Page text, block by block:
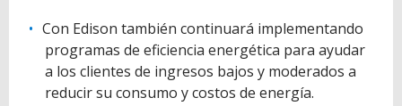
Con Edison también continuará implementando
programas de eficiencia energética para ayudar
a los clientes de ingresos bajos y moderados a
reducir su consumo y costos de energía.